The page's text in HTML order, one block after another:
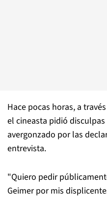
Hace pocas horas, a
el cineasta pidió
avergonzado por las
entrevista.
"Quiero pedir
Geimer por mis